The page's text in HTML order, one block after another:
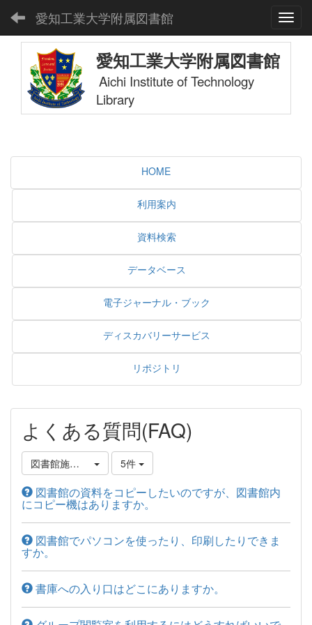
愛知工業大学附属図書館
愛知工業大学附属図書館
Aichi Institute of Technology
Library
HOME
利用案内
資料検索
データベース
電子ジャーナル・ブック
ディスカバリーサービス
リポジトリ
よくある質問(FAQ)
図書館施設の利用について
5件
図書館の資料をコピーしたいのですが、図書館内
にコピー機はありますか。
図書館でパソコンを使ったり、印刷したりできま
すか。
書庫への入り口はどこにありますか。